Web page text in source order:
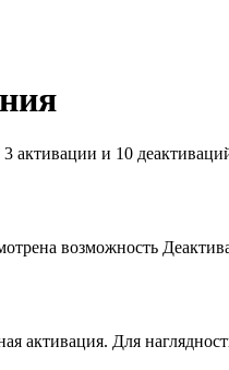
активации и 10
возможность
активация. Для